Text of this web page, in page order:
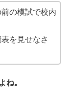
の模試で校内
を見せなさ
ね。